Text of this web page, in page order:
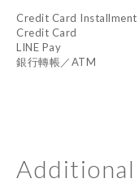
Credit Card Installment
Credit Card
LINE Pay
銀行轉帳／ATM